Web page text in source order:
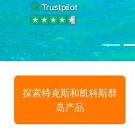
探索特克斯和凯科斯群
岛产品